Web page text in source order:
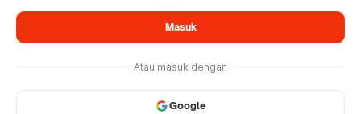
Masuk
Atau masuk dengan
Google